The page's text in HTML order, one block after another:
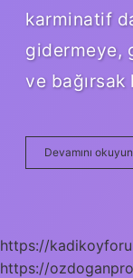
karminatif
gidermeye,
ve
Devamını okuyun
https://
https://